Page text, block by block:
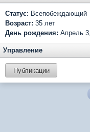
Статус: Всепобеждающий
Возраст: 35 лет
День рождения: Апрель
Управление
Публикации